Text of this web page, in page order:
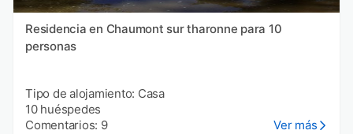
Residencia en Chaumont sur tharonne para 10
personas
Tipo de alojamiento: Casa
10 huéspedes
Comentarios: 9
Ver más